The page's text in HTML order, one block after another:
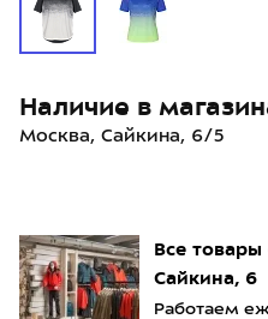
Все товары
Сайкина, 6
Работаем
Наличие в
Москва, Сайкина, 6/5